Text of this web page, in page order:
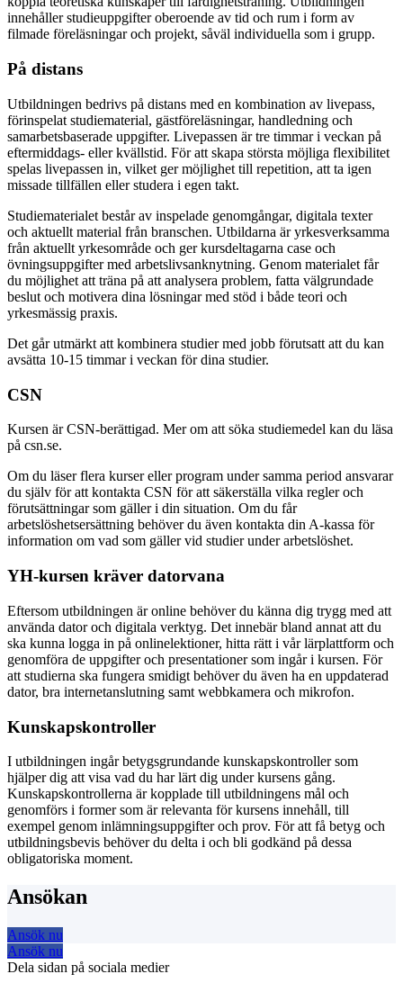
innehåller studieuppgifter oberoende av tid och rum i form av
filmade föreläsningar och projekt, såväl individuella som i grupp.
På distans
Utbildningen bedrivs på distans med en kombination av livepass,
förinspelat studiematerial, gästföreläsningar, handledning och
samarbetsbaserade uppgifter. Livepassen är tre timmar i veckan på
eftermiddags- eller kvällstid. För att skapa största möjliga flexibilitet
spelas livepassen in, vilket ger möjlighet till repetition, att ta igen
missade tillfällen eller studera i egen takt.
Studiematerialet består av inspelade genomgångar, digitala texter
och aktuellt material från branschen. Utbildarna är yrkesverksamma
från aktuellt yrkesområde och ger kursdeltagarna case och
övningsuppgifter med arbetslivsanknytning. Genom materialet får
du möjlighet att träna på att analysera problem, fatta välgrundade
beslut och motivera dina lösningar med stöd i både teori och
yrkesmässig praxis.
Det går utmärkt att kombinera studier med jobb förutsatt att du kan
avsätta 10-15 timmar i veckan för dina studier.
CSN
Kursen är CSN-berättigad. Mer om att söka studiemedel kan du läsa
på csn.se.
Om du läser flera kurser eller program under samma period ansvarar
du själv för att kontakta CSN för att säkerställa vilka regler och
förutsättningar som gäller i din situation. Om du får
arbetslöshetsersättning behöver du även kontakta din A-kassa för
information om vad som gäller vid studier under arbetslöshet.
YH-kursen kräver datorvana
Eftersom utbildningen är online behöver du känna dig trygg med att
använda dator och digitala verktyg. Det innebär bland annat att du
ska kunna logga in på onlinelektioner, hitta rätt i vår lärplattform och
genomföra de uppgifter och presentationer som ingår i kursen. För
att studierna ska fungera smidigt behöver du även ha en uppdaterad
dator, bra internetanslutning samt webbkamera och mikrofon.
Kunskapskontroller
I utbildningen ingår betygsgrundande kunskapskontroller som
hjälper dig att visa vad du har lärt dig under kursens gång.
Kunskapskontrollerna är kopplade till utbildningens mål och
genomförs i former som är relevanta för kursens innehåll, till
exempel genom inlämningsuppgifter och prov. För att få betyg och
utbildningsbevis behöver du delta i och bli godkänd på dessa
obligatoriska moment.
Ansökan
Ansök nu
Ansök nu
Dela sidan på sociala medier